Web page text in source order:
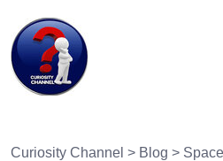
Curiosity Channel > Blog >